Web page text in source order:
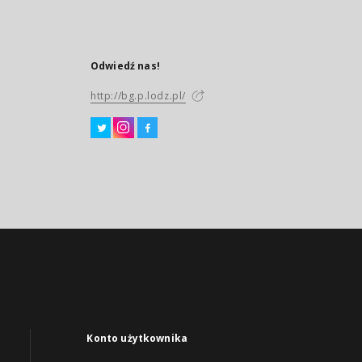
Odwiedź nas!
http://bg.p.lodz.pl/
Konto użytkownika